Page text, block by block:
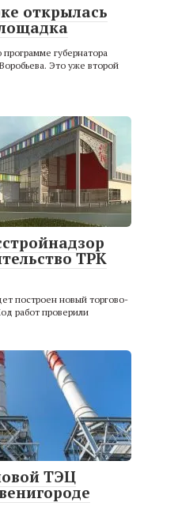
открылась
губернатора
Это уже второй
ТРК
построен новый торгово-
работ проверили
ТЭЦ